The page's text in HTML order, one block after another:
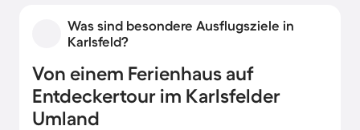
Was sind besondere Ausflugsziele in
Karlsfeld?
Von einem Ferienhaus auf
Entdeckertour im Karlsfelder
Umland